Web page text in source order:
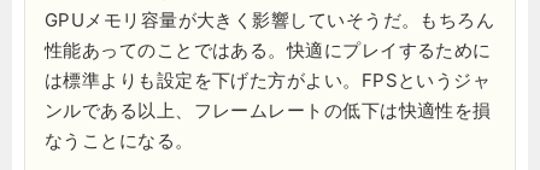
GPUメモリ容量が大きく影響していそうだ。もちろん
性能あってのことではある。快適にプレイするために
は標準よりも設定を下げた方がよい。FPSというジャ
ンルである以上、フレームレートの低下は快適性を損
なうことになる。